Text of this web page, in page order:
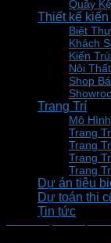
Quầy
Thiết kế kiến
Biệt Thự
Khách
Kiến
Nội
Shop
Trang Trí
Mô
Trang
Trang
Trang
Trang
Dự án tiêu
Dự toán thi
Tin tức
Thiết kế quán cà phê